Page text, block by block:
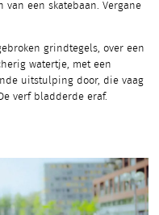
van een skatebaan. Vergane
grindtegels, over een
watertje, met een
uitstulping door, die vaag
verf bladderde eraf.